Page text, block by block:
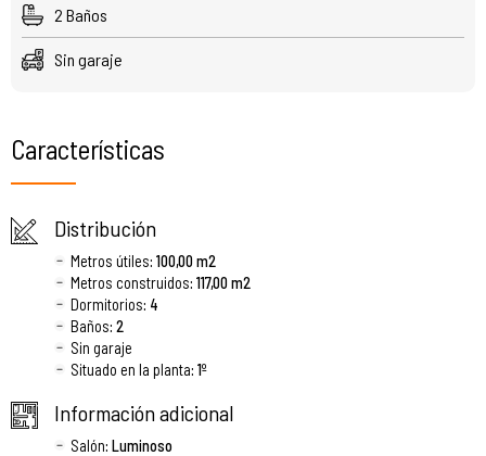
2 Baños
Sin garaje
Características
Distribución
Metros útiles: 100,00 m2
Metros construidos: 117,00 m2
Dormitorios: 4
Baños: 2
Sin garaje
Situado en la planta: 1º
Información adicional
Salón: Luminoso